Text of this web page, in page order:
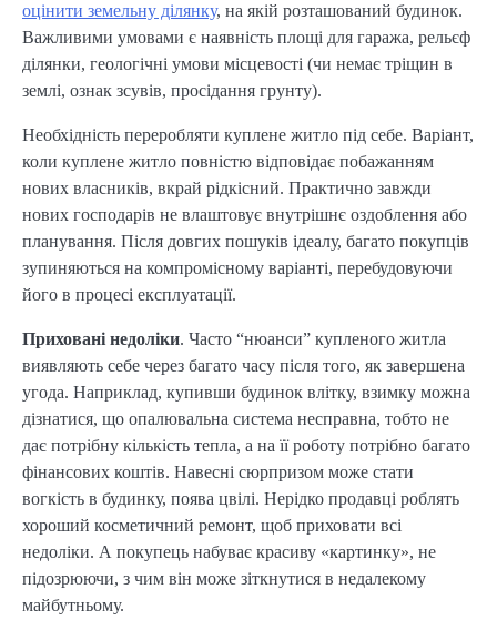
оцінити земельну ділянку, на якій розташований будинок.
Важливими умовами є наявність площі для гаража, рельєф
ділянки, геологічні умови місцевості (чи немає тріщин в
землі, ознак зсувів, просідання грунту).
Необхідність переробляти куплене житло під себе. Варіант,
коли куплене житло повністю відповідає побажанням
нових власників, вкрай рідкісний. Практично завжди
нових господарів не влаштовує внутрішнє оздоблення або
планування. Після довгих пошуків ідеалу, багато покупців
зупиняються на компромісному варіанті, перебудовуючи
його в процесі експлуатації.
Приховані недоліки. Часто “нюанси” купленого житла
виявляють себе через багато часу після того, як завершена
угода. Наприклад, купивши будинок влітку, взимку можна
дізнатися, що опалювальна система несправна, тобто не
дає потрібну кількість тепла, а на її роботу потрібно багато
фінансових коштів. Навесні сюрпризом може стати
вогкість в будинку, поява цвілі. Нерідко продавці роблять
хороший косметичний ремонт, щоб приховати всі
недоліки. А покупець набуває красиву «картинку», не
підозрюючи, з чим він може зіткнутися в недалекому
майбутньому.